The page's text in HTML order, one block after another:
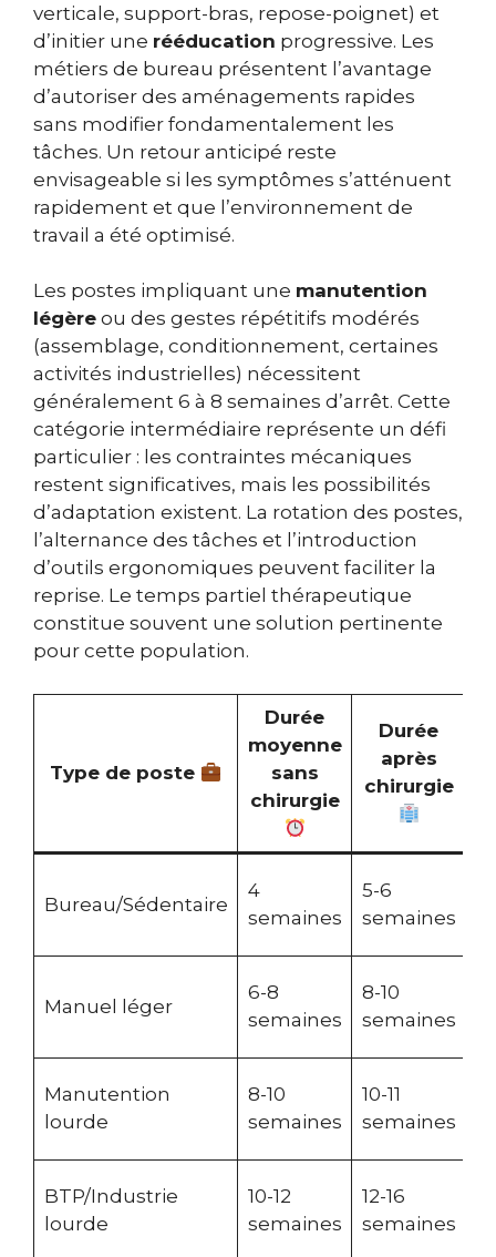
verticale, support-bras, repose-poignet) et
d’initier une rééducation progressive. Les
métiers de bureau présentent l’avantage
d’autoriser des aménagements rapides
sans modifier fondamentalement les
tâches. Un retour anticipé reste
envisageable si les symptômes s’atténuent
rapidement et que l’environnement de
travail a été optimisé.
Les postes impliquant une manutention
légère ou des gestes répétitifs modérés
(assemblage, conditionnement, certaines
activités industrielles) nécessitent
généralement 6 à 8 semaines d’arrêt. Cette
catégorie intermédiaire représente un défi
particulier : les contraintes mécaniques
restent significatives, mais les possibilités
d’adaptation existent. La rotation des postes,
l’alternance des tâches et l’introduction
d’outils ergonomiques peuvent faciliter la
reprise. Le temps partiel thérapeutique
constitue souvent une solution pertinente
pour cette population.
Type de poste
Durée
moyenne
sans
chirurgie
Durée
après
chirurgie
Bureau/Sédentaire
4
semaines
5-6
semaines
Manuel léger
6-8
semaines
8-10
semaines
Manutention
lourde
8-10
semaines
10-11
semaines
BTP/Industrie
lourde
10-12
semaines
12-16
semaines